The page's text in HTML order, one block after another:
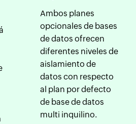
Ambos planes
opcionales de bases
de datos ofrecen
diferentes niveles de
aislamiento de
datos con respecto
al plan por defecto
de base de datos
multi inquilino.